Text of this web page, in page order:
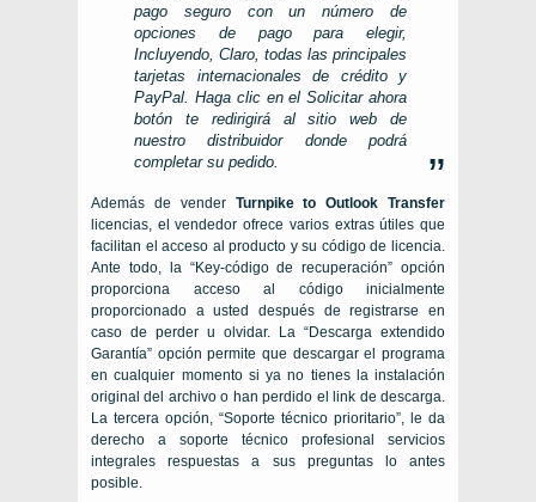
pago seguro con un número de
opciones de pago para elegir,
Incluyendo, Claro, todas las principales
tarjetas internacionales de crédito y
PayPal. Haga clic en elSolicitar ahora
botón te redirigirá al sitio web de
nuestro distribuidor donde podrá
completar su pedido.
Además de vender Turnpike to Outlook Transfer
licencias, el vendedor ofrece varios extras útiles que
facilitan el acceso al producto y su código de licencia.
Ante todo, la “Key-código de recuperación” opción
proporciona acceso al código inicialmente
proporcionado a usted después de registrarse en
caso de perder u olvidar. La “Descarga extendido
Garantía” opción permite que descargar el programa
en cualquier momento si ya no tienes la instalación
original del archivo o han perdido el link de descarga.
La tercera opción, “Soporte técnico prioritario”, le da
derecho a soporte técnico profesional servicios
integrales respuestas a sus preguntas lo antes
posible.